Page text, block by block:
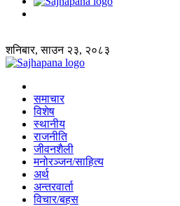
शनिबार, साउन २३, २०८३
समाचार
विशेष
स्थानीय
राजनीति
जीवनशैली
मनोरञ्जन/साहित्य
अर्थ
अन्तरवार्ता
विचार/बहस